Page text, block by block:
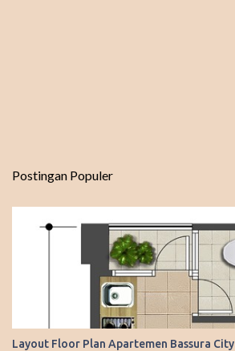
Postingan Populer
Layout Floor Plan Apartemen Bassura City